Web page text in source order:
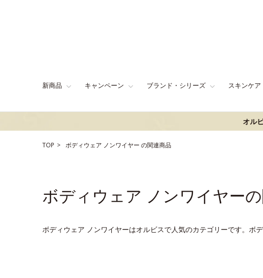
新商品 キャンペーン ブランド・シリーズ スキンケア
オル
TOP ボディウェア ノンワイヤー の関連商品
ボディウェア ノンワイヤー
ボディウェア ノンワイヤーはオルビスで人気のカテゴリーです。ボ